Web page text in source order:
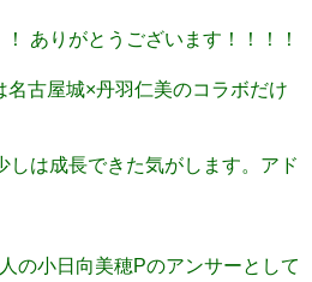
ありがとうございます！！！！
古屋城×丹羽仁美のコラボだけ
しは成長できた気がします。アド
の小日向美穂Pのアンサーとして